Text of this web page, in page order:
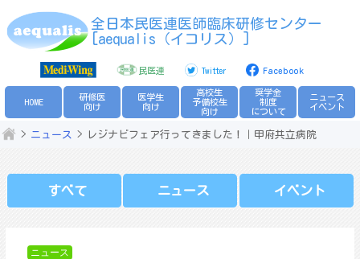
to
全日本民医連医師臨床研修センター
[aequalis（イコリス）]
民医連 Twitter Facebook
HOME
研修医
向け
医学生
向け
高校生
予備校生
向け
奨学金
制度
について
ニュース
イベント
ニュース レジナビフェア行ってきました！｜甲府共立病院
すべて ニュース イベント
ニュース